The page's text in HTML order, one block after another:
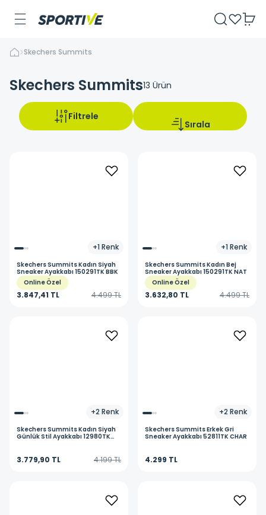
Skechers Summits
Skechers Summits13 Ürün
Filtrele
Sırala
+1 Renk
SkechersSummits Kadın Siyah
Sneaker Ayakkabı 150291TK BBK
Online Özel
3.847,41 TL 4.499 TL
+1 Renk
SkechersSummits Kadın Bej
Sneaker Ayakkabı 150291TK NAT
Online Özel
3.632,80 TL 4.499 TL
+2 Renk
SkechersSummits Kadın Siyah
Günlük Stil Ayakkabı 12980TK
3.779,90 TL 4.199 TL
+2 Renk
SkechersSummits Erkek Gri
Sneaker Ayakkabı 52811TK CHAR
4.299 TL